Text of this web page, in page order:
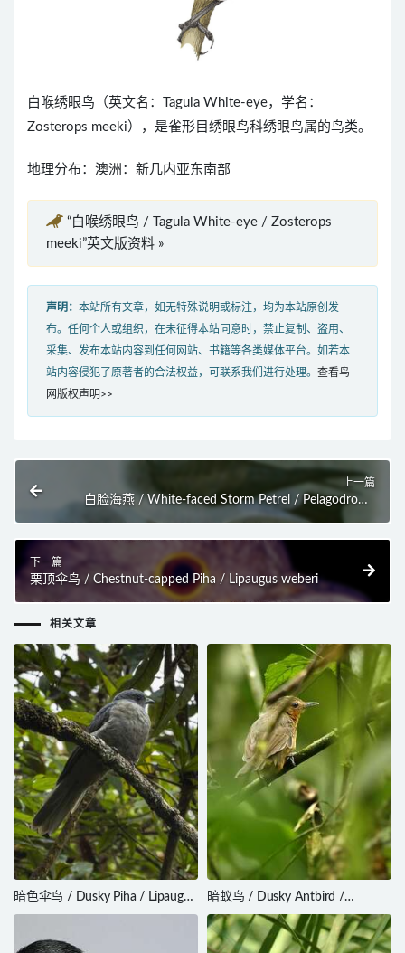
白喉绣眼鸟（英文名：Tagula White-eye，学名：
Zosterops meeki），是雀形目绣眼鸟科绣眼鸟属的鸟类。
地理分布：澳洲：新几内亚东南部
“白喉绣眼鸟 / Tagula White-eye / Zosterops
meeki”英文版资料 »
声明： 本站所有文章，如无特殊说明或标注，均为本站原创发
布。任何个人或组织，在未征得本站同意时，禁止复制、盗用、
采集、发布本站内容到任何网站、书籍等各类媒体平台。如若本
站内容侵犯了原著者的合法权益，可联系我们进行处理。 查看鸟
网版权声明>>
上一篇
白脸海燕 / White-faced Storm Petrel / Pelagodroma
下一篇
栗顶伞鸟 / Chestnut-capped Piha / Lipaugus weberi
相关文章
暗色伞鸟 / Dusky Piha / Lipaugus
fuscocinereus
暗蚁鸟 / Dusky Antbird /
Cercomacroides tyrannina